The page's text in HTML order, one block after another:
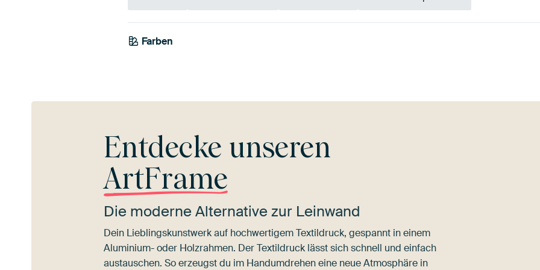
Farben
Anthrazit
Entdecke unseren
ArtFrame
Die moderne Alternative zur Leinwand
Dein Lieblingskunstwerk auf hochwertigem Textildruck, gespannt in einem
Aluminium- oder Holzrahmen. Der Textildruck lässt sich schnell und einfach
austauschen. So erzeugst du im Handumdrehen eine neue Atmosphäre in